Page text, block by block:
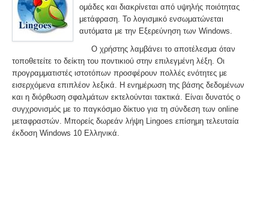
ομάδες και διακρίνεται από υψηλής ποιότητας
μετάφραση. Το λογισμικό ενσωματώνεται
αυτόματα με την Εξερεύνηση των Windows.
Ο χρήστης λαμβάνει το αποτέλεσμα όταν
τοποθετείτε το δείκτη του ποντικιού στην επιλεγμένη λέξη. Οι
προγραμματιστές ιστοτόπων προσφέρουν πολλές ενότητες με
εισερχόμενα επιπλέον λεξικά. Η ενημέρωση της βάσης δεδομένων
και η διόρθωση σφαλμάτων εκτελούνται τακτικά. Είναι δυνατός ο
συγχρονισμός με το παγκόσμιο δίκτυο για τη σύνδεση των online
μεταφραστών. Μπορείς δωρεάν λήψη Lingoes επίσημη τελευταία
έκδοση Windows 10 Ελληνικά.